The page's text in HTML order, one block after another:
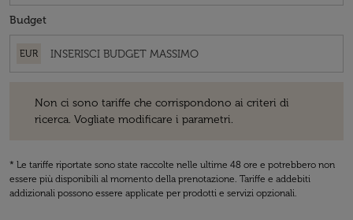
Budget
EUR
Non ci sono tariffe che corrispondono ai criteri di
ricerca. Vogliate modificare i parametri.
* Le tariffe riportate sono state raccolte nelle ultime 48 ore e potrebbero non
essere più disponibili al momento della prenotazione. Tariffe e addebiti
addizionali possono essere applicate per prodotti e servizi opzionali.